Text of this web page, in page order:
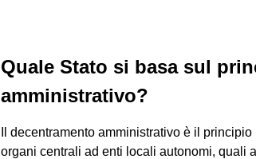
Quale Stato si basa sul
amministrativo?
Il decentramento amministrativo è il
organi centrali ad enti locali autonomi, quali